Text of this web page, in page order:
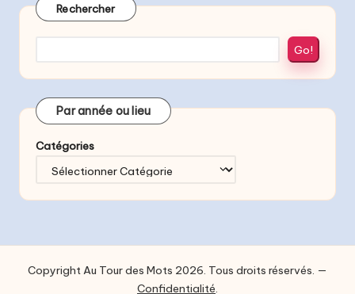
Rechercher
Go!
Par année ou lieu
Catégories
Copyright Au Tour des Mots 2026. Tous droits réservés. —
Confidentialité.